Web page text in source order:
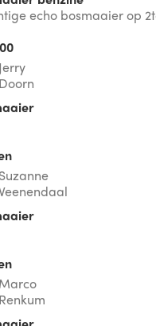
echo bosmaaier op
Jerry
Doorn
Suzanne
Marco
Renkum